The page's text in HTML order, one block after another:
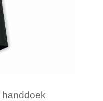
handdoek